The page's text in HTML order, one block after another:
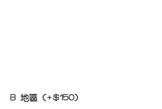
B 地區 (+$150)